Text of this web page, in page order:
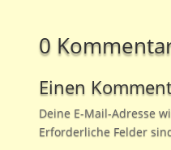
0
Einen
Deine E-Mail-Adresse
Erforderliche Felder